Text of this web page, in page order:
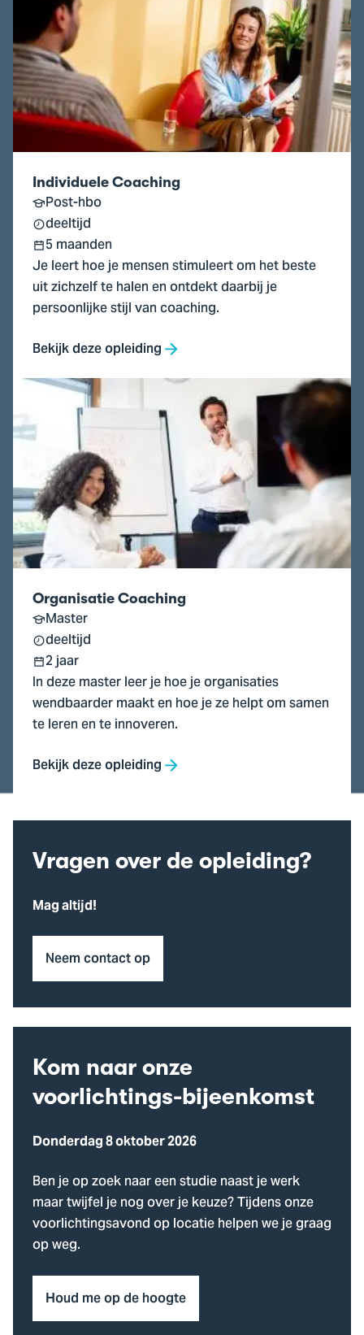
Individuele
Coaching
Individuele Coaching
Post-hbo
deeltijd
5 maanden
Je leert hoe je mensen stimuleert om het beste
uit zichzelf te halen en ontdekt daarbij je
persoonlijke stijl van coaching.
Bekijk deze opleiding
Ga
Organisatie
Coaching
Organisatie Coaching
Master
deeltijd
2 jaar
In deze master leer je hoe je organisaties
wendbaarder maakt en hoe je ze helpt om samen
te leren en te innoveren.
Bekijk deze opleiding
Vragen over de opleiding?
Mag altijd!
Neem contact op
Kom naar onze
voorlichtings-bijeenkomst
Donderdag 8 oktober 2026
Ben je op zoek naar een studie naast je werk
maar twijfel je nog over je keuze? Tijdens onze
voorlichtingsavond op locatie helpen we je graag
op weg.
Houd me op de hoogte